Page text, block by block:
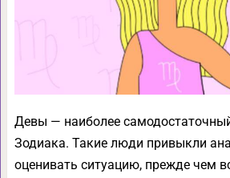
Девы — наиболее
Зодиака. Такие люди привыкли
оценивать ситуацию, прежде чем